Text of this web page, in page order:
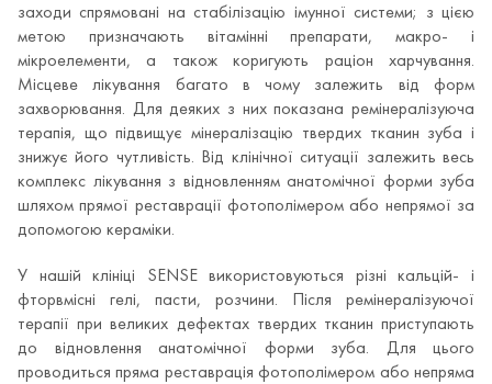
заходи спрямовані на стабілізацію імунної системи; з цією
метою призначають вітамінні препарати, макро- і
мікроелементи, а також коригують раціон харчування.
Місцеве лікування багато в чому залежить від форм
захворювання. Для деяких з них показана ремінералізуюча
терапія, що підвищує мінералізацію твердих тканин зуба і
знижує його чутливість. Від клінічної ситуації залежить весь
комплекс лікування з відновленням анатомічної форми зуба
шляхом прямої реставрації фотополімером або непрямої за
допомогою кераміки.
У нашій клініці SENSE використовуються різні кальцій- і
фторвмісні гелі, пасти, розчини. Після ремінералізуючої
терапії при великих дефектах твердих тканин приступають
до відновлення анатомічної форми зуба. Для цього
проводиться пряма реставрація фотополімером або непряма